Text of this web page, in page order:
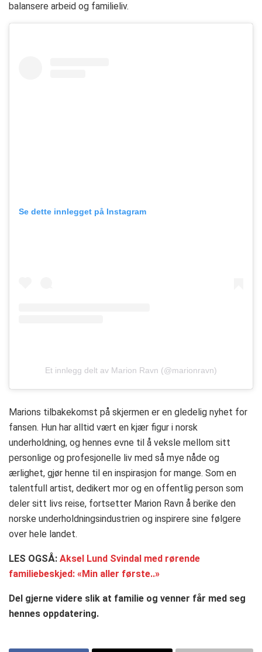
balansere arbeid og familieliv.
Se dette innlegget på Instagram
Et innlegg delt av Marion Ravn (@marionravn)
Marions tilbakekomst på skjermen er en gledelig nyhet for
fansen. Hun har alltid vært en kjær figur i norsk
underholdning, og hennes evne til å veksle mellom sitt
personlige og profesjonelle liv med så mye nåde og
ærlighet, gjør henne til en inspirasjon for mange. Som en
talentfull artist, dedikert mor og en offentlig person som
deler sitt livs reise, fortsetter Marion Ravn å berike den
norske underholdningsindustrien og inspirere sine følgere
over hele landet.
LES OGSÅ: Aksel Lund Svindal med rørende
familiebeskjed: «Min aller første..»
Del gjerne videre slik at familie og venner får med seg
hennes oppdatering.